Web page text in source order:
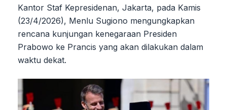
Kantor Staf Kepresidenan, Jakarta, pada Kamis
(23/4/2026), Menlu Sugiono mengungkapkan
rencana kunjungan kenegaraan Presiden
Prabowo ke Prancis yang akan dilakukan dalam
waktu dekat.